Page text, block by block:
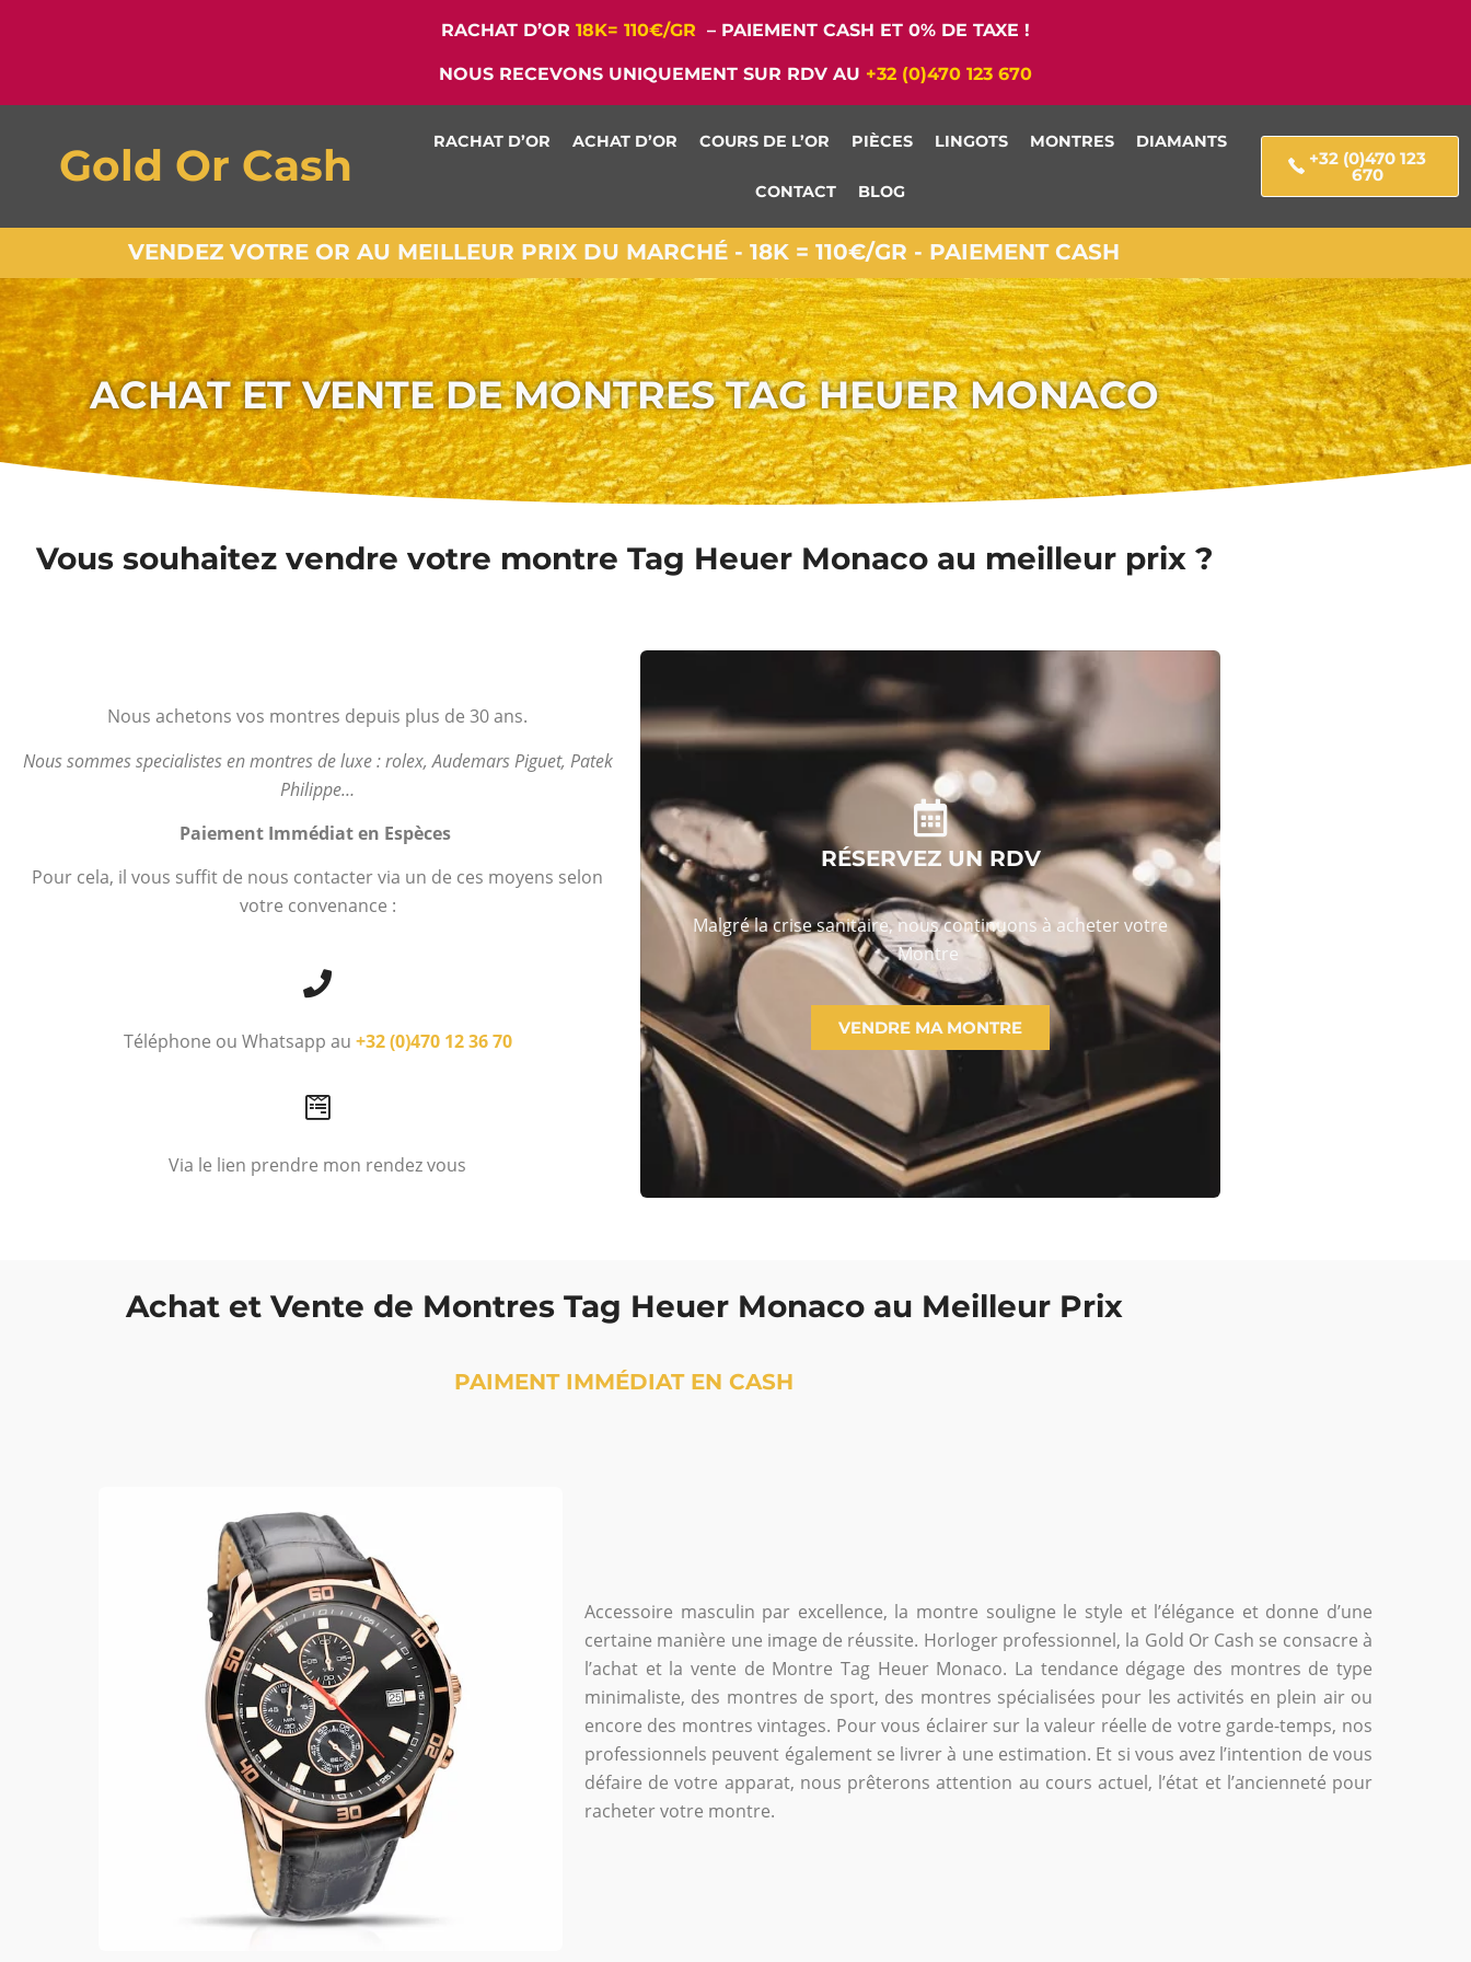
RACHAT D’OR 18K= 110€/GR – PAIEMENT CASH ET 0% DE TAXE !
NOUS RECEVONS UNIQUEMENT SUR RDV AU +32 (0)470 123 670
Gold Or Cash RACHAT D’OR ACHAT D’OR COURS DE L’OR PIÈCES LINGOTS MONTRES DIAMANTS
CONTACT BLOG
+32 (0)470 123
670
VENDEZ VOTRE OR AU MEILLEUR PRIX DU MARCHÉ - 18K = 110€/GR - PAIEMENT CASH
ACHAT ET VENTE DE MONTRES TAG HEUER MONACO
Vous souhaitez vendre votre montre Tag Heuer Monaco au meilleur prix ?
Nous achetons vos montres depuis plus de 30 ans.
Nous sommes specialistes en montres de luxe : rolex, Audemars Piguet, Patek
Philippe…
Paiement Immédiat en Espèces
Pour cela, il vous suffit de nous contacter via un de ces moyens selon
votre convenance :
Téléphone ou Whatsapp au +32 (0)470 12 36 70
Via le lien prendre mon rendez vous
RÉSERVEZ UN RDV
Malgré la crise sanitaire, nous continuons à acheter votre
Montre
VENDRE MA MONTRE
Achat et Vente de Montres Tag Heuer Monaco au Meilleur Prix
PAIMENT IMMÉDIAT EN CASH
Accessoire masculin par excellence, la montre souligne le style et l’élégance et donne d’une
certaine manière une image de réussite. Horloger professionnel, la Gold Or Cash se consacre à
l’achat et la vente de Montre Tag Heuer Monaco. La tendance dégage des montres de type
minimaliste, des montres de sport, des montres spécialisées pour les activités en plein air ou
encore des montres vintages. Pour vous éclairer sur la valeur réelle de votre garde-temps, nos
professionnels peuvent également se livrer à une estimation. Et si vous avez l’intention de vous
défaire de votre apparat, nous prêterons attention au cours actuel, l’état et l’ancienneté pour
racheter votre montre.